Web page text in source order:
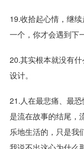
19.收拾起心情，继
一个，你才会遇到下
20.其实根本就没有
设计。
21.人在最悲痛、最
是流在故事的结尾，
乐地生活的，只是我